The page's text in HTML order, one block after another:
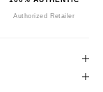
Authorized Retailer